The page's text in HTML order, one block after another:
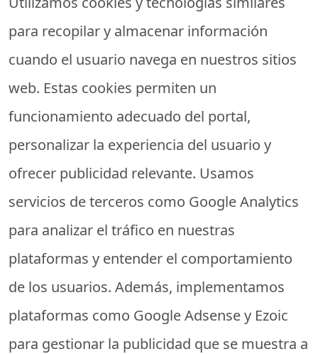
para recopilar y almacenar información
cuando el usuario navega en nuestros sitios
web. Estas cookies permiten un
funcionamiento adecuado del portal,
personalizar la experiencia del usuario y
ofrecer publicidad relevante. Usamos
servicios de terceros como Google Analytics
para analizar el tráfico en nuestras
plataformas y entender el comportamiento
de los usuarios. Además, implementamos
plataformas como Google Adsense y Ezoic
para gestionar la publicidad que se muestra a